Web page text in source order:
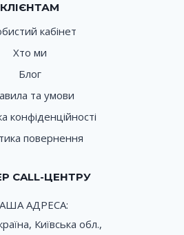
КЛІЄНТАМ
кабінет
Хто ми
Блог
та умови
конфіденційності
повернення
CALL-ЦЕНТРУ
АДРЕСА:
Київська обл.,